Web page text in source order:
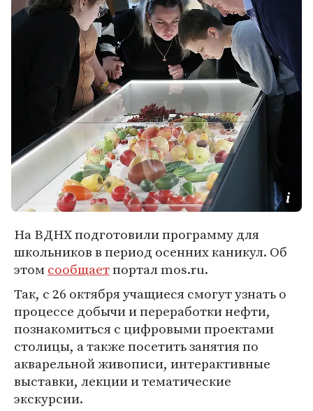
На ВДНХ подготовили программу для
школьников в период осенних каникул. Об
этомсообщаетпортал mos.ru.
Так, c 26 октября учащиеся смогут узнать о
процессе добычи и переработки нефти,
познакомиться с цифровыми проектами
столицы, а также посетить занятия по
акварельной живописи, интерактивные
выставки, лекции и тематические
экскурсии.